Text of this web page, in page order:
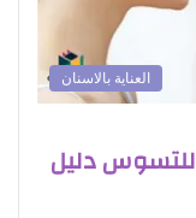
العناية بالاسنان
دليل